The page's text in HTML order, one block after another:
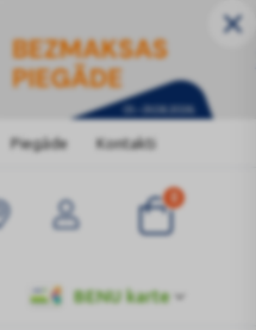
Piegāde Kontakti
BENU karte